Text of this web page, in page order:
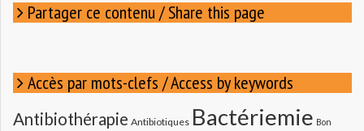
Partager ce contenu / Share this page
Accès par mots-clefs / Access by keywords
Antibiothérapie Antibiotiques Bactériemie Bon